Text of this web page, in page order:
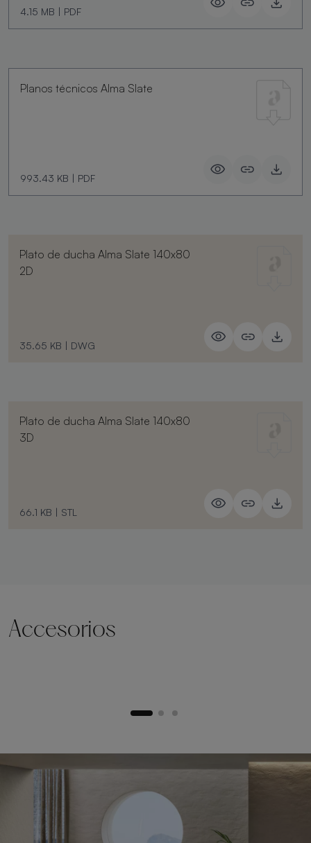
4.15 MB | PDF
Planos técnicos Alma Slate
993.43 KB | PDF
Plato de ducha Alma Slate 140x80
2D
35.65 KB | DWG
Plato de ducha Alma Slate 140x80
3D
66.1 KB | STL
Accesorios